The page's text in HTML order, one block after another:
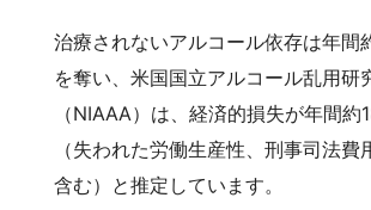
治療されないアルコール依存は年間
を奪い、米国国立アルコール乱用研
（NIAAA）は、経済的損失が年間
（失われた労働生産性、刑事司法費
含む）と推定しています。